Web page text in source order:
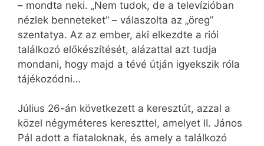
– mondta neki. „Nem tudok, de a televízióban
nézlek benneteket” – válaszolta az „öreg”
szentatya. Az az ember, aki elkezdte a riói
találkozó előkészítését, alázattal azt tudja
mondani, hogy majd a tévé útján igyekszik róla
tájékozódni…
Július 26-án következett a keresztút, azzal a
közel négyméteres kereszttel, amelyet II. János
Pál adott a fiataloknak, és amely a találkozó